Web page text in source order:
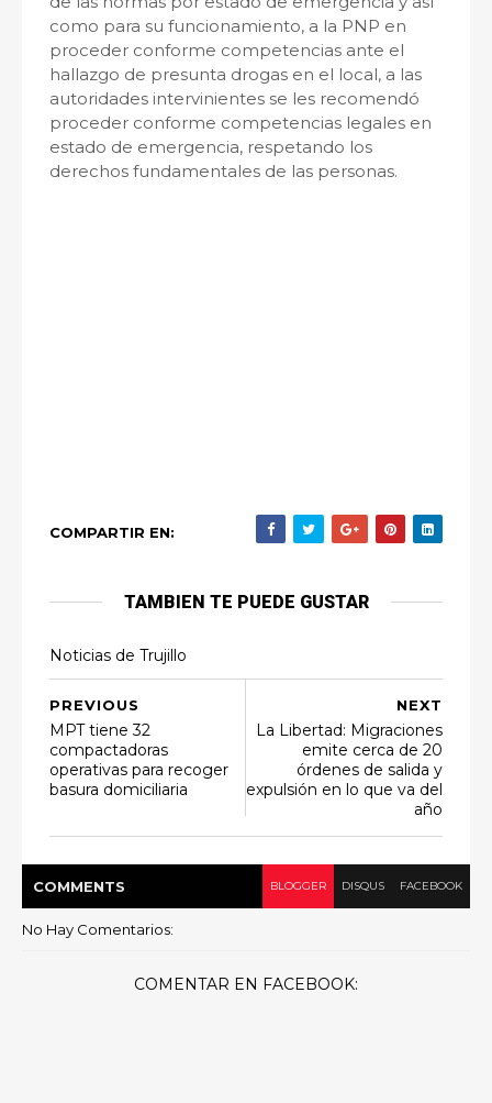
como para su funcionamiento, a la PNP en
proceder conforme competencias ante el
hallazgo de presunta drogas en el local, a las
autoridades intervinientes se les recomendó
proceder conforme competencias legales en
estado de emergencia, respetando los
derechos fundamentales de las personas.
COMPARTIR EN:
TAMBIEN TE PUEDE GUSTAR
Noticias de Trujillo
NEXT
La Libertad: Migraciones
emite cerca de 20
órdenes de salida y
expulsión en lo que va del
año
PREVIOUS
MPT tiene 32
compactadoras
operativas para recoger
basura domiciliaria
COMMENTS BLOGGER DISQUS FACEBOOK
No Hay Comentarios:
COMENTAR EN FACEBOOK: